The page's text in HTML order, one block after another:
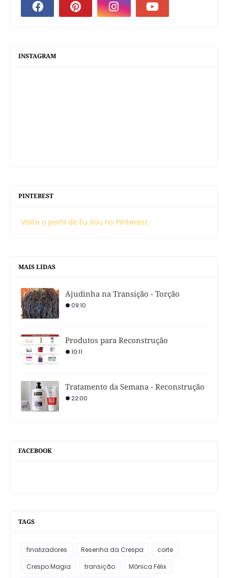
INSTAGRAM
PINTEREST
Visite o perfil de Eu Sou no Pinterest.
MAIS LIDAS
Ajudinha na Transição - Torção
09:10
Produtos para Reconstrução
10:11
Tratamento da Semana - Reconstrução
22:00
FACEBOOK
TAGS
finalizadores Resenha da Crespa
corte
Crespo Magia
transição
Mônica Félix